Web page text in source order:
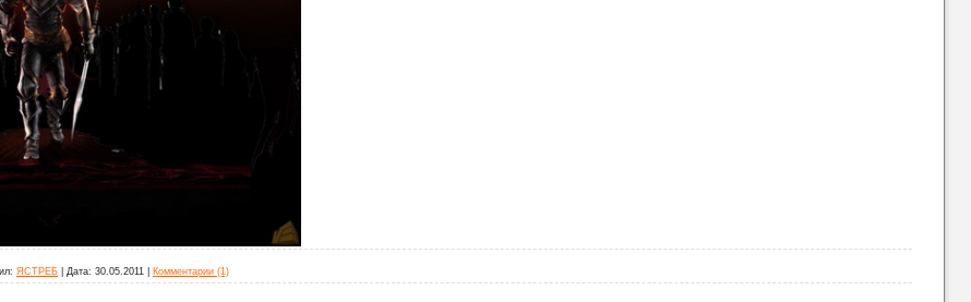
ЯСТРЕБ Дата: 30.05.2011 Комментарии (1)